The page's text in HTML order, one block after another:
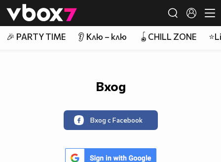
👾
🎉 PARTY TIME 👂 Клю – клю 🪀CHILL ZONE
Вход
Вход с Facebook